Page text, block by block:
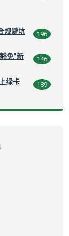
规避坑
196
免”新
146
绿卡
189